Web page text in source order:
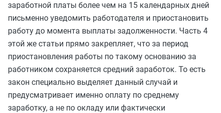
заработной платы более чем на 15 календарных дней
письменно уведомить работодателя и приостановить
работу до момента выплаты задолженности. Часть 4
этой же статьи прямо закрепляет, что за период
приостановления работы по такому основанию за
работником сохраняется средний заработок. То есть
закон специально выделяет данный случай и
предусматривает именно оплату по среднему
заработку, а не по окладу или фактически